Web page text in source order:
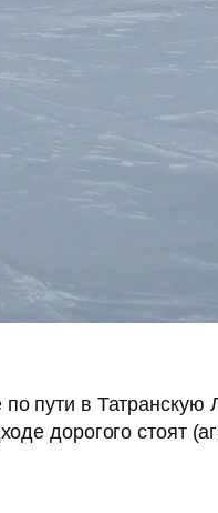
пути в Татранскую
дорогого стоят